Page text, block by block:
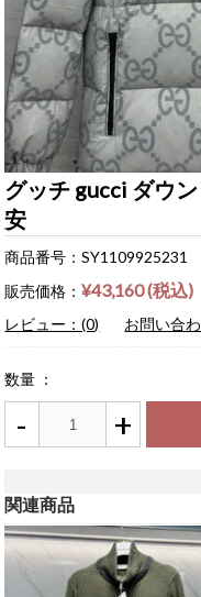
グッチ gucci ダウ
安
商品番号：SY1109925231
販売価格：¥43,160 (税込)
レビュー：(0) お問い合
数量 ：
- +
関連商品